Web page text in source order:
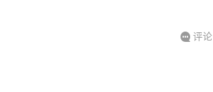
 评论